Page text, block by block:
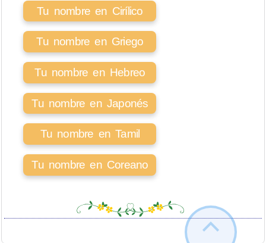
Tu nombre en Cirílico
Tu nombre en Griego
Tu nombre en Hebreo
Tu nombre en Japonés
Tu nombre en Tamil
Tu nombre en Coreano